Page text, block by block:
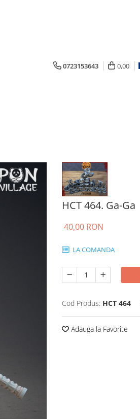
0723153643 0,00
HCT 464. Ga-Ga
40,00 RON
LA COMANDA
Cod Produs: HCT 464
Adauga la Favorite